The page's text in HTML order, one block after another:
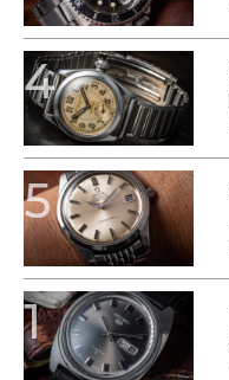
4
5
1